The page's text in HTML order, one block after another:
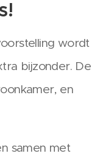
wordt
bijzonder. De
en
samen met